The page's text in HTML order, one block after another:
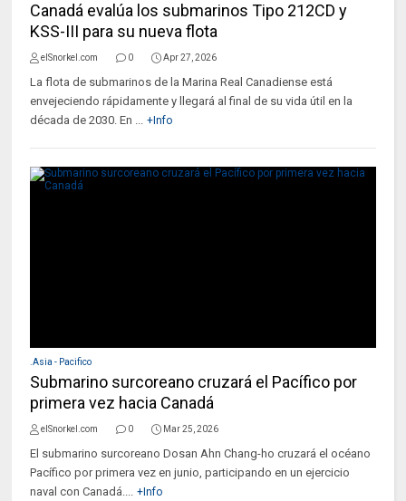
Canadá evalúa los submarinos Tipo 212CD y
KSS-III para su nueva flota
elSnorkel.com 0 Apr 27, 2026
La flota de submarinos de la Marina Real Canadiense está
envejeciendo rápidamente y llegará al final de su vida útil en la
década de 2030. En ... +Info
.Asia - Pacifico
Submarino surcoreano cruzará el Pacífico por
primera vez hacia Canadá
elSnorkel.com 0 Mar 25, 2026
El submarino surcoreano Dosan Ahn Chang-ho cruzará el océano
Pacífico por primera vez en junio, participando en un ejercicio
naval con Canadá.... +Info